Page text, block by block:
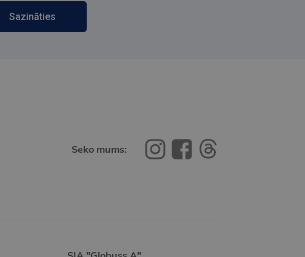
Sazināties
Seko mums: